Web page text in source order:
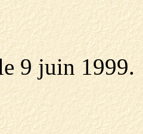
9 juin 1999.